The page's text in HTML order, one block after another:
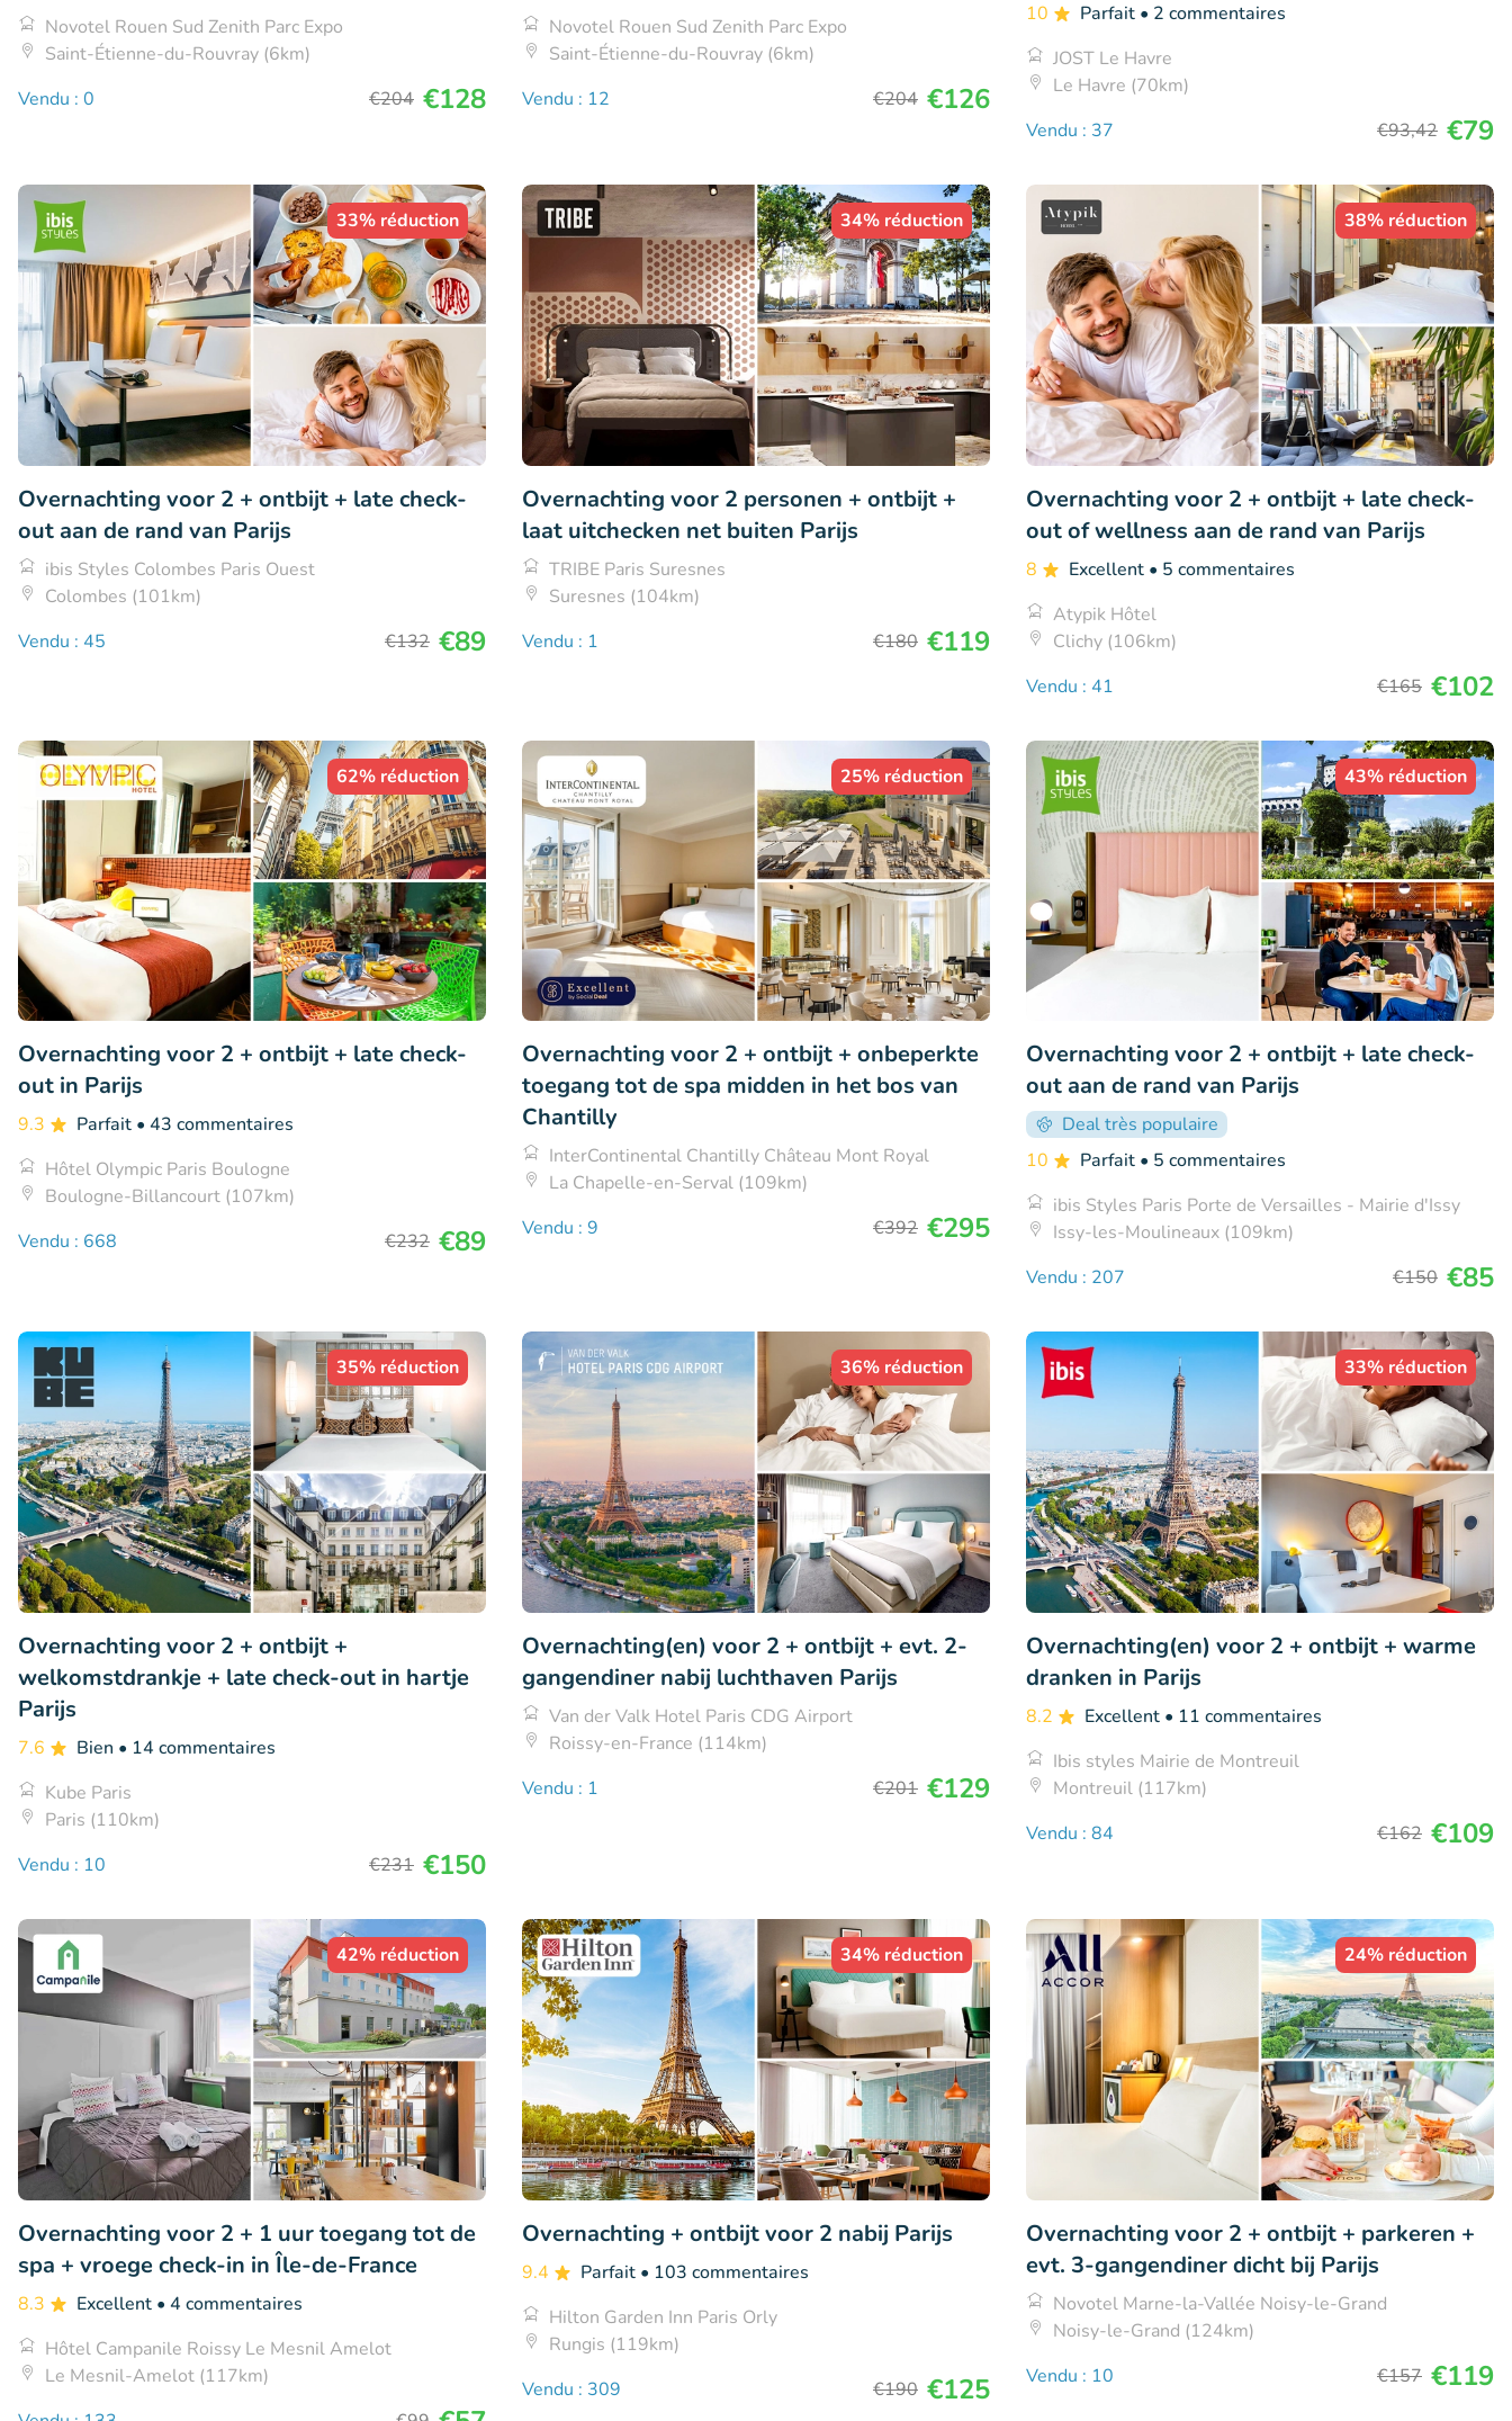
Novotel Rouen Sud Zenith Parc Expo
Saint-Étienne-du-Rouvray (6km)
Vendu : 0
€204 €128
Novotel Rouen Sud Zenith Parc Expo
Saint-Étienne-du-Rouvray (6km)
Vendu : 12
€204 €126
10 Parfait • 2 commentaires
JOST Le Havre
Le Havre (70km)
Vendu : 37
€93,42 €79
33% réduction
Overnachting voor 2 + ontbijt + late check-
out aan de rand van Parijs
ibis Styles Colombes Paris Ouest
Colombes (101km)
Vendu : 45
€132 €89
34% réduction
Overnachting voor 2 personen + ontbijt +
laat uitchecken net buiten Parijs
TRIBE Paris Suresnes
Suresnes (104km)
Vendu : 1
€180 €119
38% réduction
Overnachting voor 2 + ontbijt + late check-
out of wellness aan de rand van Parijs
8 Excellent • 5 commentaires
Atypik Hôtel
Clichy (106km)
Vendu : 41
€165 €102
62% réduction
Overnachting voor 2 + ontbijt + late check-
out in Parijs
9.3 Parfait • 43 commentaires
Hôtel Olympic Paris Boulogne
Boulogne-Billancourt (107km)
Vendu : 668
€232 €89
25% réduction
Overnachting voor 2 + ontbijt + onbeperkte
toegang tot de spa midden in het bos van
Chantilly
InterContinental Chantilly Château Mont Royal
La Chapelle-en-Serval (109km)
Vendu : 9
€392 €295
43% réduction
Overnachting voor 2 + ontbijt + late check-
out aan de rand van Parijs
Deal très populaire
10
Parfait • 5 commentaires
ibis Styles Paris Porte de Versailles - Mairie d'Issy
Issy-les-Moulineaux (109km)
Vendu : 207
€150 €85
35% réduction
Overnachting voor 2 + ontbijt +
welkomstdrankje + late check-out in hartje
Parijs
7.6 Bien • 14 commentaires
Kube Paris
Paris (110km)
Vendu : 10
€231 €150
36% réduction
Overnachting(en) voor 2 + ontbijt + evt. 2-
gangendiner nabij luchthaven Parijs
Van der Valk Hotel Paris CDG Airport
Roissy-en-France (114km)
Vendu : 1
€201 €129
33% réduction
Overnachting(en) voor 2 + ontbijt + warme
dranken in Parijs
8.2 Excellent • 11 commentaires
Ibis styles Mairie de Montreuil
Montreuil (117km)
Vendu : 84
€162 €109
42% réduction
Overnachting voor 2 + 1 uur toegang tot de
spa + vroege check-in in Île-de-France
8.3 Excellent • 4 commentaires
Hôtel Campanile Roissy Le Mesnil Amelot
Le Mesnil-Amelot (117km)
34% réduction
Overnachting + ontbijt voor 2 nabij Parijs
9.4 Parfait • 103 commentaires
Hilton Garden Inn Paris Orly
Rungis (119km)
Vendu : 309
€190 €125
24% réduction
Overnachting voor 2 + ontbijt + parkeren +
evt. 3-gangendiner dicht bij Parijs
Novotel Marne-la-Vallée Noisy-le-Grand
Noisy-le-Grand (124km)
Vendu : 10
€157 €119